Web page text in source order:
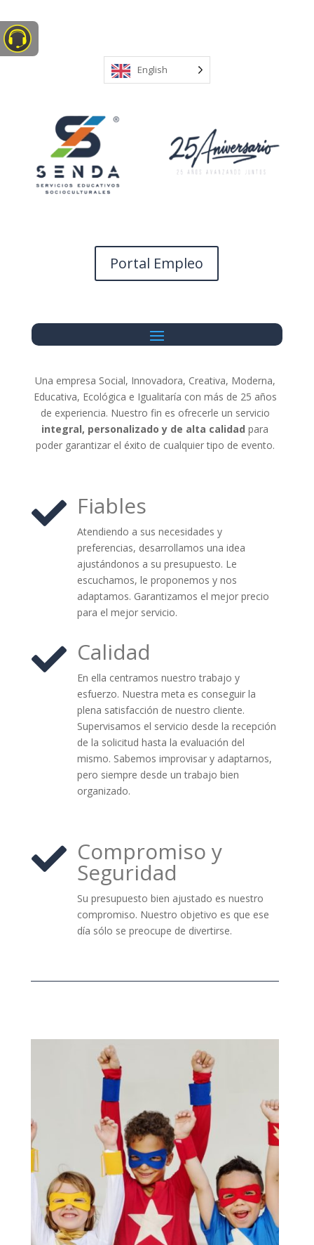
English
Portal Empleo
Una empresa Social, Innovadora, Creativa, Moderna,
Educativa, Ecológica e Igualitaría con más de 25 años
de experiencia. Nuestro fin es ofrecerle un servicio
integral, personalizado y de alta calidad para
poder garantizar el éxito de cualquier tipo de evento.
 Fiables
Atendiendo a sus necesidades y
preferencias, desarrollamos una idea
ajustándonos a su presupuesto. Le
escuchamos, le proponemos y nos
adaptamos. Garantizamos el mejor precio
para el mejor servicio.
 Calidad
En ella centramos nuestro trabajo y
esfuerzo. Nuestra meta es conseguir la
plena satisfacción de nuestro cliente.
Supervisamos el servicio desde la recepción
de la solicitud hasta la evaluación del
mismo. Sabemos improvisar y adaptarnos,
pero siempre desde un trabajo bien
organizado.
 Compromiso y
Seguridad
Su presupuesto bien ajustado es nuestro
compromiso. Nuestro objetivo es que ese
día sólo se preocupe de divertirse.